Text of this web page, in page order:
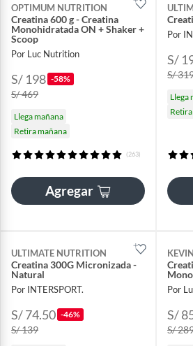
OPTIMUM NUTRITION
Creatina 600 g - Creatina
Monohidratada ON + Shaker +
Scoop
Por Luc Nutrition
S/ 198 -58%
S/ 469
Llega mañana
Retira mañana
(263)
Agregar
Por
S/
S/
Llega
ULTIMATE NUTRITION
Creatina 300G Micronizada -
Natural
Por INTERSPORT.
S/ 74.50 -46%
S/ 139
Por
S/
S/